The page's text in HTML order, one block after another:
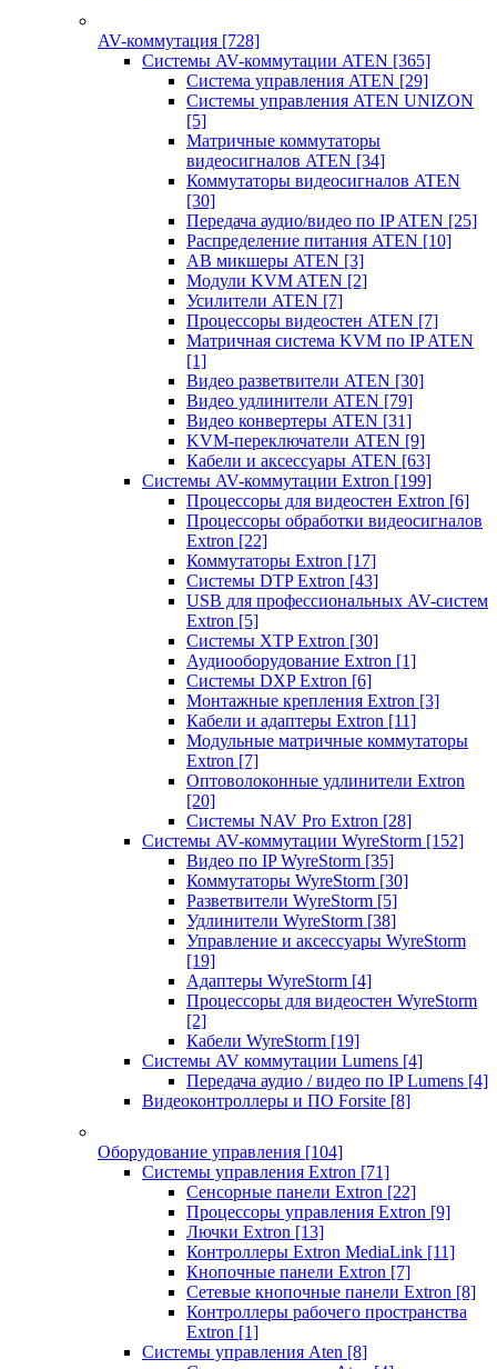
AV-коммутация [728]
Системы AV-коммутации ATEN [365]
Система управления ATEN [29]
Системы управления ATEN UNIZON
[5]
Матричные коммутаторы
видеосигналов ATEN [34]
Коммутаторы видеосигналов ATEN
[30]
Передача аудио/видео по IP ATEN [25]
Распределение питания ATEN [10]
АВ микшеры ATEN [3]
Модули KVM ATEN [2]
Усилители ATEN [7]
Процессоры видеостен ATEN [7]
Матричная система KVM по IP ATEN
[1]
Видео разветвители ATEN [30]
Видео удлинители ATEN [79]
Видео конвертеры ATEN [31]
KVM-переключатели ATEN [9]
Кабели и аксессуары ATEN [63]
Системы AV-коммутации Extron [199]
Процессоры для видеостен Extron [6]
Процессоры обработки видеосигналов
Extron [22]
Коммутаторы Extron [17]
Системы DTP Extron [43]
USB для профессиональных AV-систем
Extron [5]
Системы XTP Extron [30]
Аудиооборудование Extron [1]
Системы DXP Extron [6]
Монтажные крепления Extron [3]
Кабели и адаптеры Extron [11]
Модульные матричные коммутаторы
Extron [7]
Оптоволоконные удлинители Extron
[20]
Системы NAV Pro Extron [28]
Системы AV-коммутации WyreStorm [152]
Видео по IP WyreStorm [35]
Коммутаторы WyreStorm [30]
Разветвители WyreStorm [5]
Удлинители WyreStorm [38]
Управление и аксессуары WyreStorm
[19]
Адаптеры WyreStorm [4]
Процессоры для видеостен WyreStorm
[2]
Кабели WyreStorm [19]
Системы AV коммутации Lumens [4]
Передача аудио / видео по IP Lumens [4]
Видеоконтроллеры и ПО Forsite [8]
Оборудование управления [104]
Системы управления Extron [71]
Сенсорные панели Extron [22]
Процессоры управления Extron [9]
Лючки Extron [13]
Контроллеры Extron MediaLink [11]
Кнопочные панели Extron [7]
Сетевые кнопочные панели Extron [8]
Контроллеры рабочего пространства
Extron [1]
Системы управления Aten [8]